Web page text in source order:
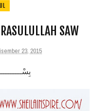
SAW
23, 2015